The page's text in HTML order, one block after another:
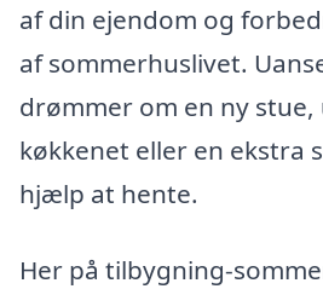
af din ejendom og
af sommerhuslivet.
drømmer om en ny stue,
køkkenet eller en ekstra
hjælp at hente.
Her på tilbygning-